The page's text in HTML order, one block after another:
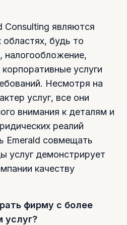
Consulting являются
областях, будь то
налогообложение,
услуги
Несмотря на
услуг, все они
внимания к деталям и
реалий
Emerald совмещать
услуг демонстрирует
качеству
фирму с более
услуг?